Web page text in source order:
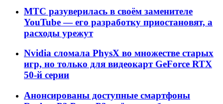
МТС разуверилась в своём заменителе
YouTube — его разработку приостановят, а
расходы урежут
Nvidia сломала PhysX во множестве старых
игр, но только для видеокарт GeForce RTX
50-й серии
Анонсированы доступные смартфоны